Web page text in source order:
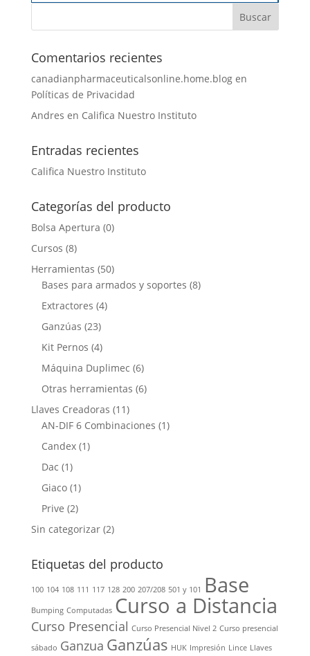
Comentarios recientes
canadianpharmaceuticalsonline.home.blogen
Políticas de Privacidad
Andres en Califica Nuestro Instituto
Entradas recientes
Califica Nuestro Instituto
Categorías del producto
Bolsa Apertura (0)
Cursos (8)
Herramientas (50)
Bases para armados y soportes (8)
Extractores (4)
Ganzúas (23)
Kit Pernos (4)
Máquina Duplimec (6)
Otras herramientas (6)
Llaves Creadoras (11)
AN-DIF 6 Combinaciones (1)
Candex (1)
Dac (1)
Giaco (1)
Prive (2)
Sin categorizar (2)
Etiquetas del producto
100 104 108 111 117 128 200 207/208 501 y 101 Base
Bumping Computadas Curso a Distancia
Curso Presencial Curso Presencial Nivel 2 Curso presencial
sábado Ganzua Ganzúas HUK Impresión Lince Llaves